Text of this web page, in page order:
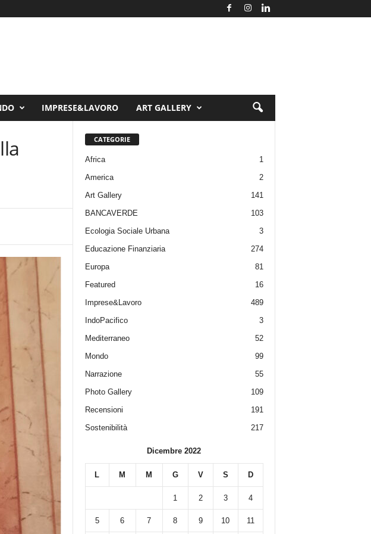
IMPRESE&LAVORO ART GALLERY
CATEGORIE
Africa
1
America
2
Art Gallery
141
BANCAVERDE
103
Ecologia Sociale Urbana
3
Educazione Finanziaria
274
Europa
81
Featured
16
Imprese&Lavoro
489
IndoPacifico
3
Mediterraneo
52
Mondo
99
Narrazione
55
Photo Gallery
109
Recensioni
191
Sostenibilità
217
Dicembre 2022
L M M G V S D
1 2 3 4
5 6 7 8 9 10 11